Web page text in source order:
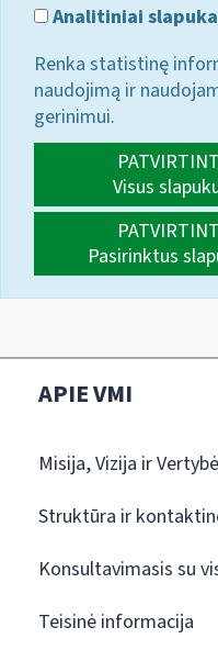
Analitiniai
Renka statistinę
naudojimą ir
gerinimui.
Visus
Pasirinktus
APIE VMI
Misija, Vizija ir
Struktūra ir
Konsultavimasis su
Teisinė informacija